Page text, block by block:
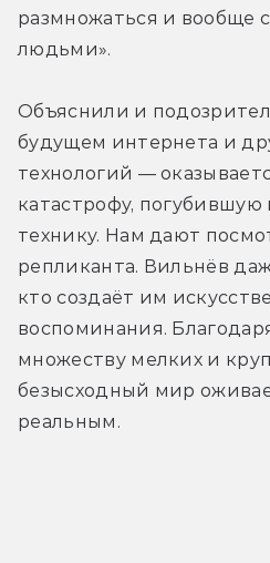
размножаться и вообще
людьми».
Объяснили и
будущем интернета и
технологий —
катастрофу,
технику. Нам дают
репликанта. Вильнёв
кто создаёт им
воспоминания.
множеству мелких и
безысходный мир
реальным.